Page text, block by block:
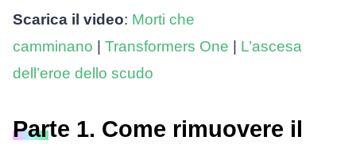
Scarica il video: Morti che
camminano
Transformers One
L’ascesa
dell’eroe dello scudo
Parte 1. Come rimuovere il